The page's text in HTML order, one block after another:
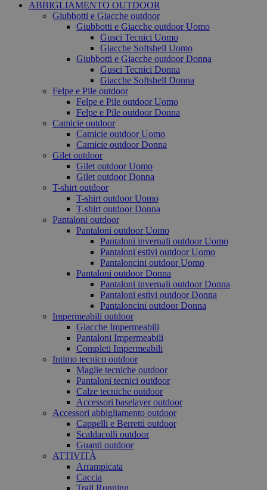
ABBIGLIAMENTO OUTDOOR
Giubbotti e Giacche outdoor
Giubbotti e Giacche outdoor Uomo
Gusci Tecnici Uomo
Giacche Softshell Uomo
Giubbotti e Giacche outdoor Donna
Gusci Tecnici Donna
Giacche Softshell Donna
Felpe e Pile outdoor
Felpe e Pile outdoor Uomo
Felpe e Pile outdoor Donna
Camicie outdoor
Camicie outdoor Uomo
Camicie outdoor Donna
Gilet outdoor
Gilet outdoor Uomo
Gilet outdoor Donna
T-shirt outdoor
T-shirt outdoor Uomo
T-shirt outdoor Donna
Pantaloni outdoor
Pantaloni outdoor Uomo
Pantaloni invernali outdoor Uomo
Pantaloni estivi outdoor Uomo
Pantaloncini outdoor Uomo
Pantaloni outdoor Donna
Pantaloni invernali outdoor Donna
Pantaloni estivi outdoor Donna
Pantaloncini outdoor Donna
Impermeabili outdoor
Giacche Impermeabili
Pantaloni Impermeabili
Completi Impermeabili
Intimo tecnico outdoor
Maglie tecniche outdoor
Pantaloni tecnici outdoor
Calze tecniche outdoor
Accessori baselayer outdoor
Accessori abbigliamento outdoor
Cappelli e Berretti outdoor
Scaldacolli outdoor
Guanti outdoor
ATTIVITÀ
Arrampicata
Caccia